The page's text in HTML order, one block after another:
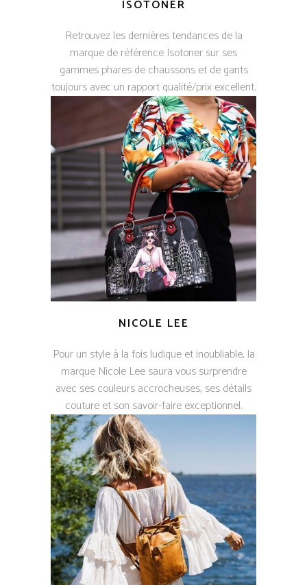
ISOTONER
Retrouvez les dernières tendances de la
marque de référence Isotoner sur ses
gammes phares de chaussons et de gants
toujours avec un rapport qualité/prix excellent.
NICOLE LEE
Pour un style à la fois ludique et inoubliable, la
marque Nicole Lee saura vous surprendre
avec ses couleurs accrocheuses, ses détails
couture et son savoir-faire exceptionnel.